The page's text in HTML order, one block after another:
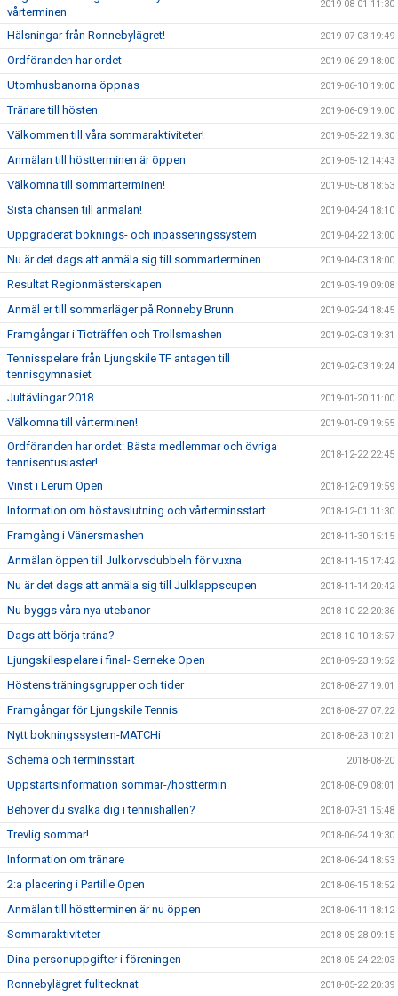
vårterminen
2019-08-01 11:30
Hälsningar från Ronnebylägret! 2019-07-03 19:49
Ordföranden har ordet 2019-06-29 18:00
Utomhusbanorna öppnas 2019-06-10 19:00
Tränare till hösten 2019-06-09 19:00
Välkommen till våra sommaraktiviteter! 2019-05-22 19:30
Anmälan till höstterminen är öppen 2019-05-12 14:43
Välkomna till sommarterminen! 2019-05-08 18:53
Sista chansen till anmälan! 2019-04-24 18:10
Uppgraderat boknings- och inpasseringssystem 2019-04-22 13:00
Nu är det dags att anmäla sig till sommarterminen 2019-04-03 18:00
Resultat Regionmästerskapen 2019-03-19 09:08
Anmäl er till sommarläger på Ronneby Brunn 2019-02-24 18:45
Framgångar i Tioträffen och Trollsmashen 2019-02-03 19:31
Tennisspelare från Ljungskile TF antagen till
tennisgymnasiet
2019-02-03 19:24
Jultävlingar 2018 2019-01-20 11:00
Välkomna till vårterminen! 2019-01-09 19:55
Ordföranden har ordet: Bästa medlemmar och övriga
tennisentusiaster!
2018-12-22 22:45
Vinst i Lerum Open 2018-12-09 19:59
Information om höstavslutning och vårterminsstart 2018-12-01 11:30
Framgång i Vänersmashen 2018-11-30 15:15
Anmälan öppen till Julkorvsdubbeln för vuxna 2018-11-15 17:42
Nu är det dags att anmäla sig till Julklappscupen 2018-11-14 20:42
Nu byggs våra nya utebanor 2018-10-22 20:36
Dags att börja träna? 2018-10-10 13:57
Ljungskilespelare i final- Serneke Open 2018-09-23 19:52
Höstens träningsgrupper och tider 2018-08-27 19:01
Framgångar för Ljungskile Tennis 2018-08-27 07:22
Nytt bokningssystem-MATCHi 2018-08-23 10:21
Schema och terminsstart 2018-08-20
Uppstartsinformation sommar-/hösttermin 2018-08-09 08:01
Behöver du svalka dig i tennishallen? 2018-07-31 15:48
Trevlig sommar! 2018-06-24 19:30
Information om tränare 2018-06-24 18:53
2:a placering i Partille Open 2018-06-15 18:52
Anmälan till höstterminen är nu öppen 2018-06-11 18:12
Sommaraktiviteter 2018-05-28 09:15
Dina personuppgifter i föreningen 2018-05-24 22:03
Ronnebylägret fulltecknat 2018-05-22 20:39